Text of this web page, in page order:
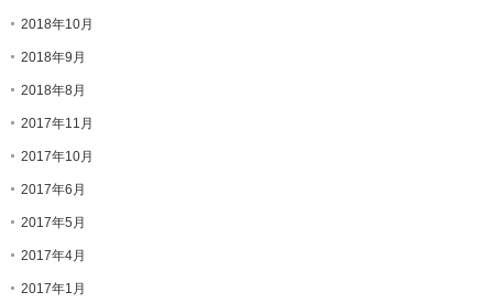
2018年10月
2018年9月
2018年8月
2017年11月
2017年10月
2017年6月
2017年5月
2017年4月
2017年1月